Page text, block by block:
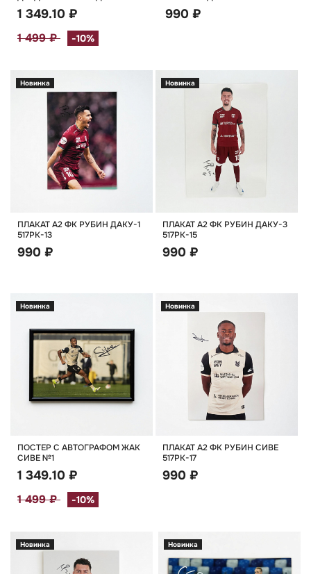
1 349.10 ₽
1 499 ₽ -10%
990 ₽
Новинка
ПЛАКАТ А2 ФК РУБИН ДАКУ-1
517РК-13
990 ₽
Новинка
ПЛАКАТ А2 ФК РУБИН ДАКУ-3
517РК-15
990 ₽
Новинка
ПОСТЕР С АВТОГРАФОМ ЖАК
СИВЕ №1
1 349.10 ₽
1 499 ₽ -10%
Новинка
ПЛАКАТ А2 ФК РУБИН СИВЕ
517РК-17
990 ₽
Новинка Новинка